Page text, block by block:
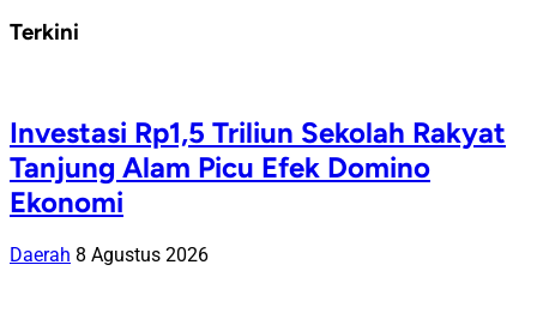
Terkini
Investasi Rp1,5 Triliun Sekolah Rakyat
Tanjung Alam Picu Efek Domino
Ekonomi
Daerah 8 Agustus 2026